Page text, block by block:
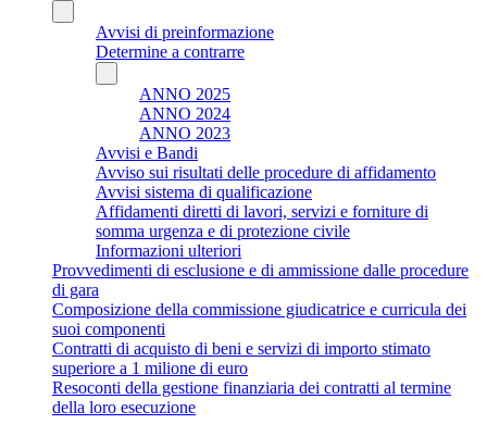
Avvisi di preinformazione
Determine a contrarre
ANNO 2025
ANNO 2024
ANNO 2023
Avvisi e Bandi
Avviso sui risultati delle procedure di affidamento
Avvisi sistema di qualificazione
Affidamenti diretti di lavori, servizi e forniture di
somma urgenza e di protezione civile
Informazioni ulteriori
Provvedimenti di esclusione e di ammissione dalle procedure
di gara
Composizione della commissione giudicatrice e curricula dei
suoi componenti
Contratti di acquisto di beni e servizi di importo stimato
superiore a 1 milione di euro
Resoconti della gestione finanziaria dei contratti al termine
della loro esecuzione